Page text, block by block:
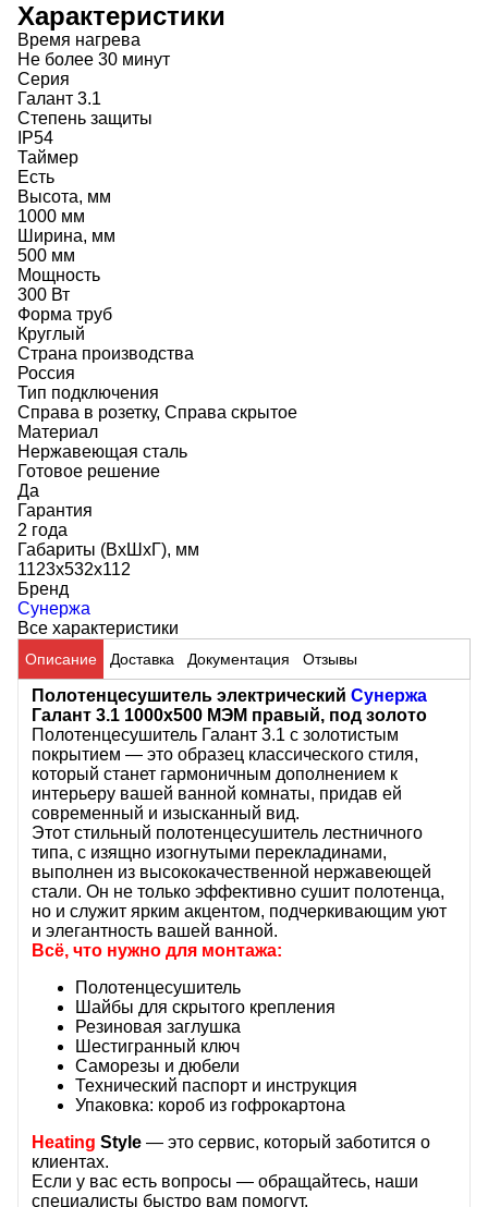
Характеристики
Время нагрева
Не более 30 минут
Серия
Галант 3.1
Степень защиты
IP54
Таймер
Есть
Высота, мм
1000 мм
Ширина, мм
500 мм
Мощность
300 Вт
Форма труб
Круглый
Страна производства
Россия
Тип подключения
Справа в розетку, Справа скрытое
Материал
Нержавеющая сталь
Готовое решение
Да
Гарантия
2 года
Габариты (ВхШхГ), мм
1123x532x112
Бренд
Сунержа
Все характеристики
Описание Доставка Документация Отзывы
Полотенцесушитель электрический Сунержа
Галант 3.1 1000x500 МЭМ правый, под золото
Полотенцесушитель Галант 3.1 с золотистым
покрытием — это образец классического стиля,
который станет гармоничным дополнением к
интерьеру вашей ванной комнаты, придав ей
современный и изысканный вид.
Этот стильный полотенцесушитель лестничного
типа, с изящно изогнутыми перекладинами,
выполнен из высококачественной нержавеющей
стали. Он не только эффективно сушит полотенца,
но и служит ярким акцентом, подчеркивающим уют
и элегантность вашей ванной.
Всё, что нужно для монтажа:
Полотенцесушитель
Шайбы для скрытого крепления
Резиновая заглушка
Шестигранный ключ
Саморезы и дюбели
Технический паспорт и инструкция
Упаковка: короб из гофрокартона
Heating Style — это сервис, который заботится о
клиентах.
Если у вас есть вопросы — обращайтесь, наши
специалисты быстро вам помогут.